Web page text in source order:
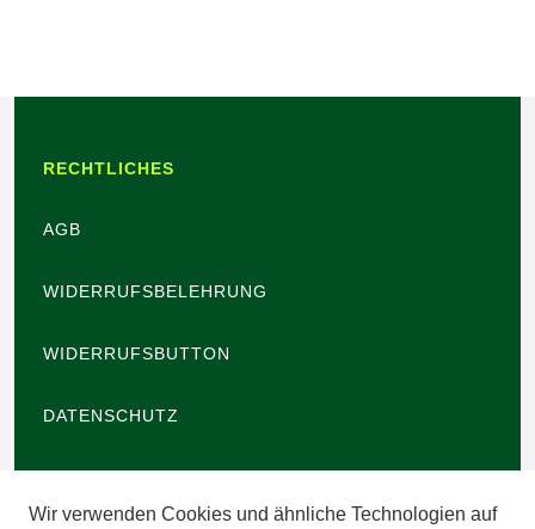
RECHTLICHES
AGB
WIDERRUFSBELEHRUNG
WIDERRUFSBUTTON
DATENSCHUTZ
Wir verwenden Cookies und ähnliche Technologien auf